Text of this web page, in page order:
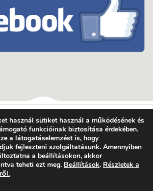
Vitamin| Minden jog fenntartva
információk
impresszum
használ sütiket használ a működésének és
funkcióinak biztosítása érdekében.
a látogatáselemzést is, hogy
fejleszteni szolgáltatásunk. Amennyiben
a beállításokon, akkor
teheti ezt meg. Beállítások. Részletek a